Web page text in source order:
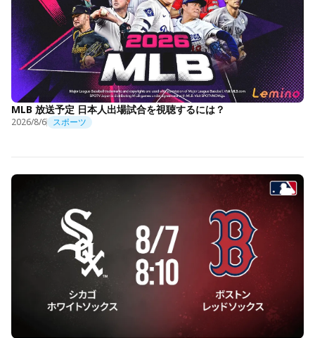
MLB 放送予定 日本人出場試合を視聴するには？
2026/8/6 スポーツ